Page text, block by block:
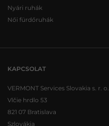
Nyári ruhák
Női fürdőruhák
KAPCSOLAT
VERMONT Services Slovakia s. r. o.
Vlčie hrdlo 53
821 07 Bratislava
Szlovákia